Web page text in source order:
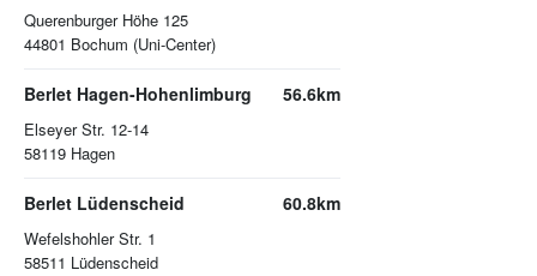
Querenburger Höhe 125
44801 Bochum (Uni-Center)
Berlet Hagen-Hohenlimburg
Elseyer Str. 12-14
58119 Hagen
56.6km
Berlet Lüdenscheid
Wefelshohler Str. 1
58511 Lüdenscheid
60.8km